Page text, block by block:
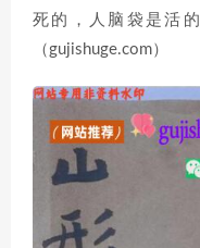
死的，人脑袋是活
（gujishuge.com）